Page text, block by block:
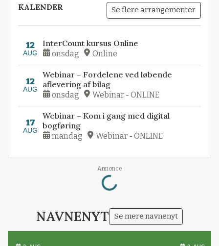
KALENDER Se flere arrangementer
12
AUG
InterCount kursus Online
onsdag Online
12
AUG
Webinar – Fordelene ved løbende
aflevering af bilag
onsdag Webinar - ONLINE
17
AUG
Webinar – Kom i gang med digital
bogføring
mandag Webinar - ONLINE
Annonce
Loading...
NAVNENYT Se mere navnenyt